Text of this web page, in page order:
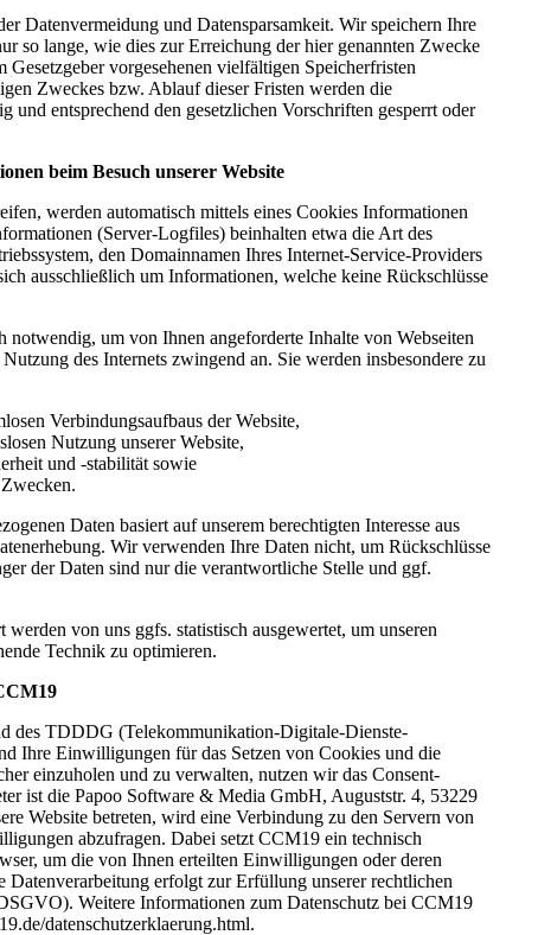
Datenvermeidung und Datensparsamkeit. Wir speichern Ihre
so lange, wie dies zur Erreichung der hier genannten Zwecke
vorgesehenen vielfältigen Speicherfristen
Zweckes bzw. Ablauf dieser Fristen werden die
und entsprechend den gesetzlichen Vorschriften gesperrt oder
beim Besuch unserer Website
werden automatisch mittels eines Cookies Informationen
(Server-Logfiles) beinhalten etwa die Art des
den Domainnamen Ihres Internet-Service-Providers
ausschließlich um Informationen, welche keine Rückschlüsse
notwendig, um von Ihnen angeforderte Inhalte von Webseiten
des Internets zwingend an. Sie werden insbesondere zu
Verbindungsaufbaus der Website,
Nutzung unserer Website,
und -stabilität sowie
Daten basiert auf unserem berechtigten Interesse aus
Wir verwenden Ihre Daten nicht, um Rückschlüsse
der Daten sind nur die verantwortliche Stelle und ggf.
von uns ggfs. statistisch ausgewertet, um unseren
Technik zu optimieren.
des TDDDG (Telekommunikation-Digitale-Dienste-
Ihre Einwilligungen für das Setzen von Cookies und die
einzuholen und zu verwalten, nutzen wir das Consent-
ist die Papoo Software & Media GmbH, Auguststr. 4, 53229
Website betreten, wird eine Verbindung zu den Servern von
abzufragen. Dabei setzt CCM19 ein technisch
um die von Ihnen erteilten Einwilligungen oder deren
Datenverarbeitung erfolgt zur Erfüllung unserer rechtlichen
Weitere Informationen zum Datenschutz bei CCM19
datenschutzerklaerung.html.